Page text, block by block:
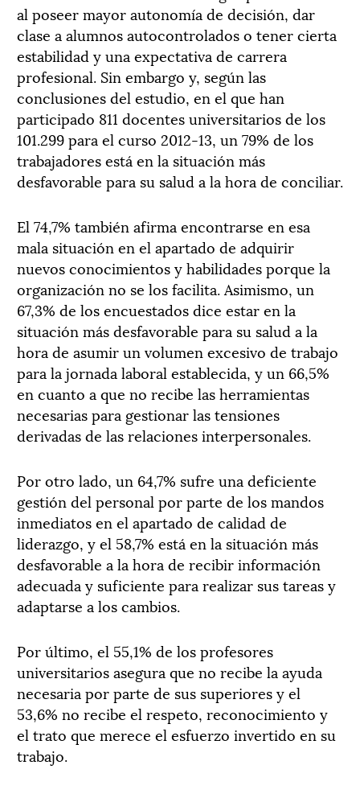
al poseer mayor autonomía de decisión, dar
clase a alumnos autocontrolados o tener cierta
estabilidad y una expectativa de carrera
profesional. Sin embargo y, según las
conclusiones del estudio, en el que han
participado 811 docentes universitarios de los
101.299 para el curso 2012-13, un 79% de los
trabajadores está en la situación más
desfavorable para su salud a la hora de conciliar.
El 74,7% también afirma encontrarse en esa
mala situación en el apartado de adquirir
nuevos conocimientos y habilidades porque la
organización no se los facilita. Asimismo, un
67,3% de los encuestados dice estar en la
situación más desfavorable para su salud a la
hora de asumir un volumen excesivo de trabajo
para la jornada laboral establecida, y un 66,5%
en cuanto a que no recibe las herramientas
necesarias para gestionar las tensiones
derivadas de las relaciones interpersonales.
Por otro lado, un 64,7% sufre una deficiente
gestión del personal por parte de los mandos
inmediatos en el apartado de calidad de
liderazgo, y el 58,7% está en la situación más
desfavorable a la hora de recibir información
adecuada y suficiente para realizar sus tareas y
adaptarse a los cambios.
Por último, el 55,1% de los profesores
universitarios asegura que no recibe la ayuda
necesaria por parte de sus superiores y el
53,6% no recibe el respeto, reconocimiento y
el trato que merece el esfuerzo invertido en su
trabajo.